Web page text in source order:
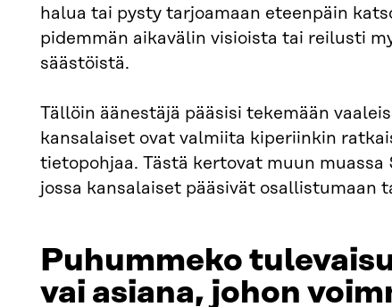
halua tai pysty tarjoamaan eteenpäin
pidemmän aikavälin visioista tai reilusti
säästöistä.
Tällöin äänestäjä pääsisi tekemään
kansalaiset ovat valmiita kiperiinkin
tietopohjaa. Tästä kertovat muun
jossa kansalaiset pääsivät osallistumaan
Puhummeko
vai asiana, johon